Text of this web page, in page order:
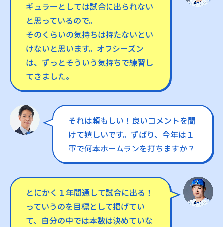
ギュラーとしては試合に出られない
と思っているので。
そのくらいの気持ちは持たないとい
けないと思います。オフシーズン
は、ずっとそういう気持ちで練習し
てきました。
それは頼もしい！良いコメントを聞
けて嬉しいです。ずばり、今年は１
軍で何本ホームランを打ちますか？
とにかく１年間通して試合に出る！
っていうのを目標として掲げてい
て、自分の中では本数は決めていな